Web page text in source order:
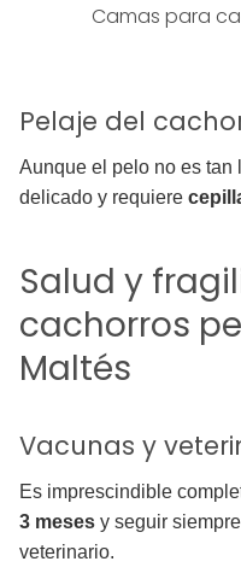
Camas para
Pelaje del
Aunque el pelo no es tan
delicado y requiere
Salud y
cachorros
Maltés
Vacunas y
Es imprescindible
3 meses y seguir
veterinario.